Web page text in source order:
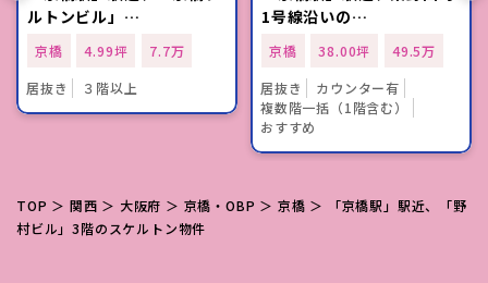
ルトンビル」…
京橋 4.99坪
7.7万
居抜き
３階以上
1号線沿いの…
京橋 38.00坪
49.5万
居抜き
カウンター有
複数階一括（1階含む）
おすすめ
TOP ＞ 関西 ＞ 大阪府 ＞ 京橋・OBP ＞ 京橋 ＞ 「京橋駅」駅近、「野
村ビル」3階のスケルトン物件